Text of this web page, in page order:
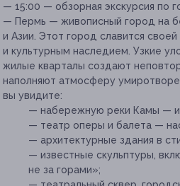
— 15:00 — обзорная экскурсия по
— Пермь — живописный город на
и Азии. Этот город славится
и культурным наследием. Узкие
жилые кварталы создают
наполняют атмосферу
вы увидите:
— набережную реки Камы —
— театр оперы и балета —
— архитектурные здания в
— известные скульптуры,
не за горами»;